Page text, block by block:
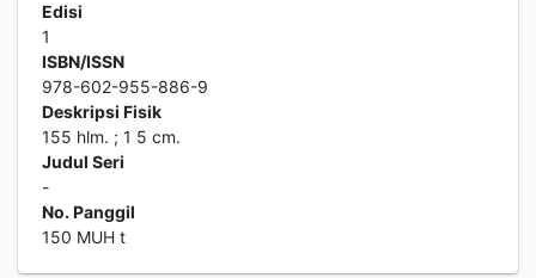
Edisi
1
ISBN/ISSN
978-602-955-886-9
Deskripsi Fisik
155 hlm. ; 1 5 cm.
Judul Seri
-
No. Panggil
150 MUH t